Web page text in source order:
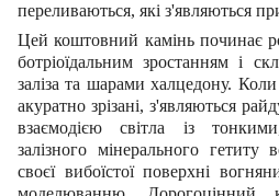
переливаються, які з'являються
Цей коштовний камінь починає
ботріоїдальним зростанням і
заліза та шарами халцедону.
акуратно зрізані, з'являються
взаємодією світла із
залізного мінерального гетиту
своєї вибоїстої поверхні